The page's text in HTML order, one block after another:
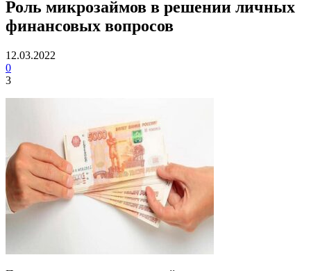
Роль микрозаймов в решении личных
финансовых вопросов
12.03.2022
0
3